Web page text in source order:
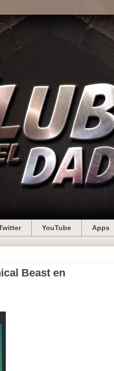
YouTube Apps
Beast en